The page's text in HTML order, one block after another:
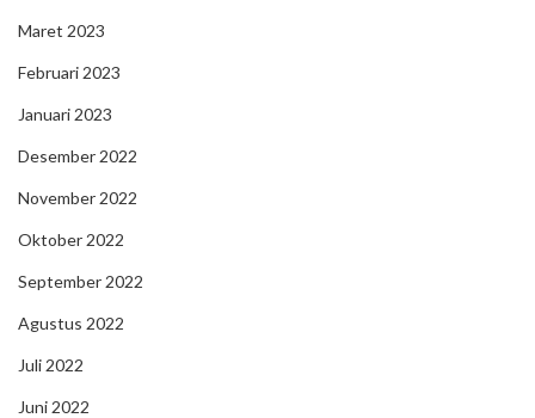
Maret 2023
Februari 2023
Januari 2023
Desember 2022
November 2022
Oktober 2022
September 2022
Agustus 2022
Juli 2022
Juni 2022